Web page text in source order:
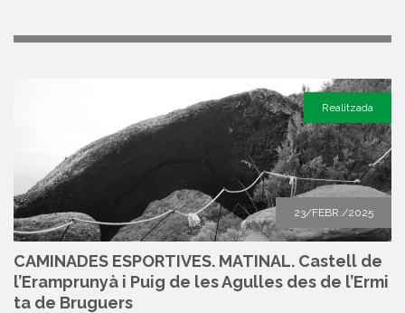
23/FEBR./2025
Realitzada
CAMINADES ESPORTIVES. MATINAL. Castell de
l’Eramprunyà i Puig de les Agulles des de l’Ermi
ta de Bruguers